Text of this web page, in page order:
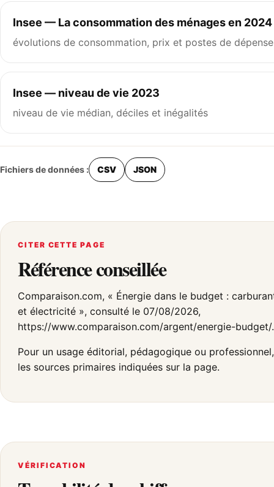
Insee — La consommation des ménages en 2024
évolutions de consommation, prix et postes de
Insee — niveau de vie 2023
niveau de vie médian, déciles et inégalités
Fichiers de données : CSV JSON
CITER CETTE PAGE
Référence conseillée
Comparaison.com, « Énergie dans le budget :
et électricité », consulté le 07/08/2026,
https://www.comparaison.com/argent/energie-budget/.
Pour un usage éditorial, pédagogique ou
les sources primaires indiquées sur la page.
VÉRIFICATION